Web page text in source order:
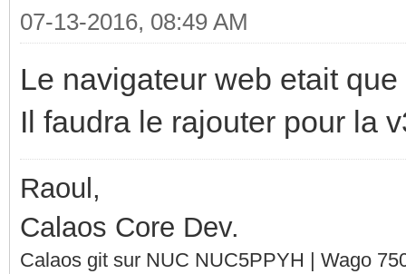
07-13-2016, 08:49 AM
Le navigateur web etait
Il faudra le rajouter pour la
Raoul,
Calaos Core Dev.
Calaos git sur NUC NUC5PPYH | Wago